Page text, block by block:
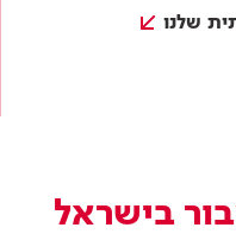
שלנו
בישראל